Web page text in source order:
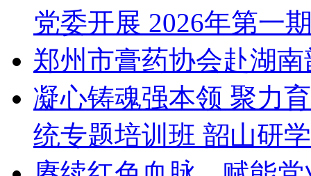
党委开展 2026年第一
郑州市膏药协会赴湖
凝心铸魂强本领 聚力
统专题培训班 韶山研